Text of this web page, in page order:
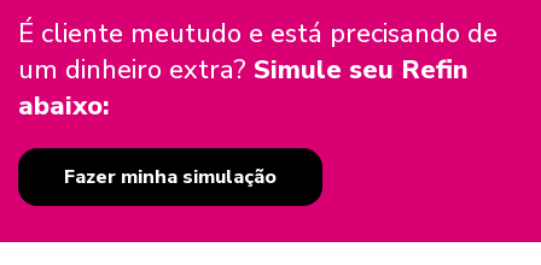
É cliente meutudo e está precisando de
um dinheiro extra? Simule seu Refin
abaixo:
Fazer minha simulação